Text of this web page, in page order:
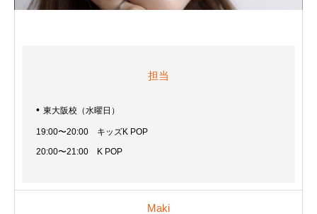
担当
東大阪校（水曜日）
19:00〜20:00 キッズK POP
20:00〜21:00 K POP
Maki